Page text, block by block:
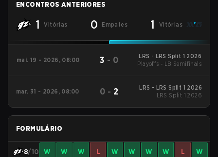
ENCONTROS ANTERIORES
1 Vitórias 0 Empates 1 Vitórias
mai. 19 - 2026, 08:00 3 - 0
LRS - LRS Split 1 2026
Playoffs - LB Semifinals
mar. 31 - 2026, 08:00 0 - 2
LRS - LRS Split 1 2026
LRS Split 1 2026
FORMULÁRIO
8/10 W W W L W W W W L W